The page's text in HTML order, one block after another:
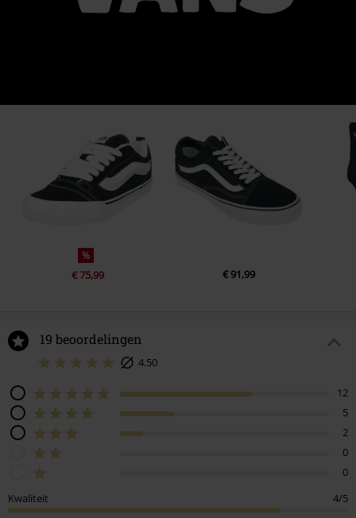
%
€ 75,99 € 91,99
19 beoordelingen
4.50
12
5
2
0
0
Kwaliteit
4/5